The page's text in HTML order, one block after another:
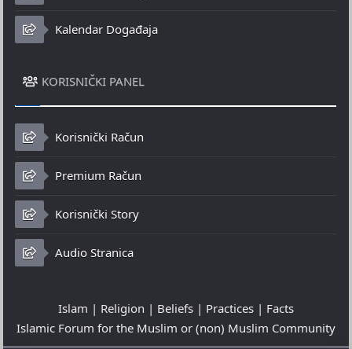
Kalendar Događaja
KORISNIČKI PANEL
Korisnički Račun
Premium Račun
Korisnički Story
Audio Stranica
Islam | Religion | Beliefs | Practices | Facts
Islamic Forum for the Muslim or (non) Muslim Community